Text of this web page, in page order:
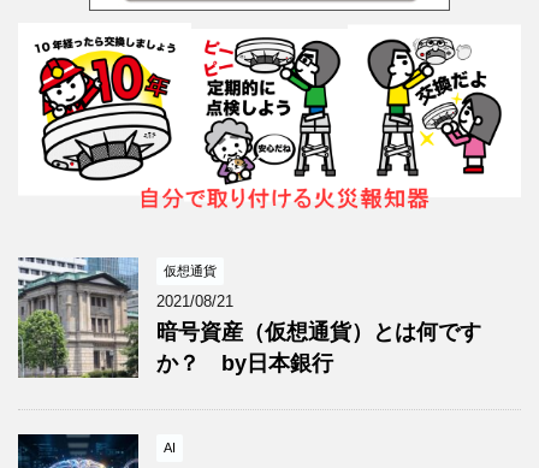
仮想通貨
2021/08/21
暗号資産（仮想通貨）とは何です
か？ by日本銀行
AI